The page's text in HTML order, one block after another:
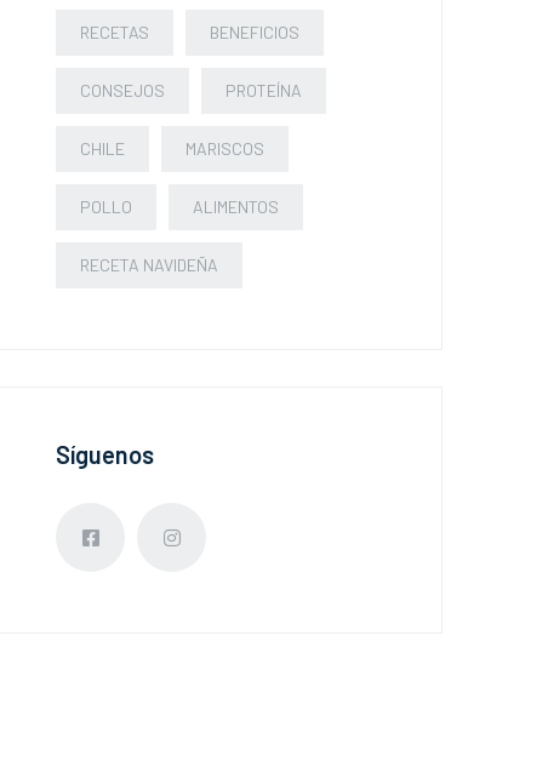
RECETAS BENEFICIOS
CONSEJOS PROTEÍNA
CHILE MARISCOS
POLLO ALIMENTOS
RECETA NAVIDEÑA
Síguenos